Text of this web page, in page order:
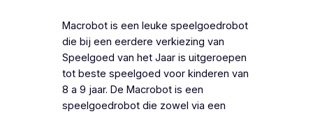
Macrobot is een leuke speelgoedrobot
die bij een eerdere verkiezing van
Speelgoed van het Jaar is uitgeroepen
tot beste speelgoed voor kinderen van
8 a 9 jaar. De Macrobot is een
speelgoedrobot die zowel via een